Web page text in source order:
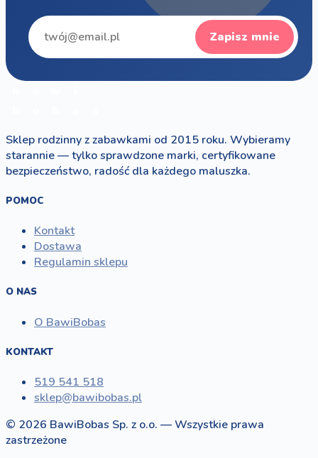
Zapisz mnie
Sklep rodzinny z zabawkami od 2015 roku. Wybieramy
starannie — tylko sprawdzone marki, certyfikowane
bezpieczeństwo, radość dla każdego maluszka.
POMOC
Kontakt
Dostawa
Regulamin sklepu
O NAS
O BawiBobas
KONTAKT
519 541 518
sklep@bawibobas.pl
© 2026 BawiBobas Sp. z o.o. — Wszystkie prawa
zastrzeżone